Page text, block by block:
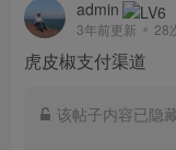
admin
3年前更新 28
虎皮椒支付渠道
该帖子内容已隐